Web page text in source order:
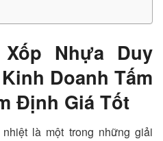
Nhựa Duy
Doanh Tấm
Định Giá Tốt
là một trong những giải